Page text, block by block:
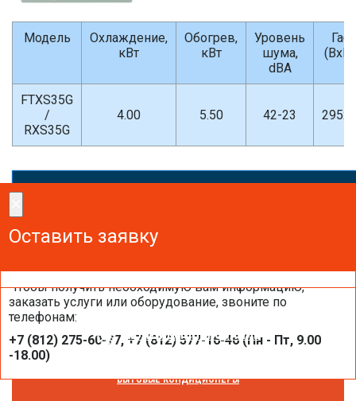
Модель
Охлаждение,
кВт
Обогрев,
кВт
Уровень
шума,
dBA
FTXS35G
/
RXS35G
4.00 5.50 42-23
Оставить заявку
Оставить заявку
Чтобы получить необходимую вам информацию,
заказать услуги или оборудование, звоните по
телефонам:
+7 (812) 275-60-77, +7 (812) 577-16-46 (Пн - Пт, 9.00
-18.00)
Оставить заявку
КОНДИЦИОНИРОВАНИЕ
БЫТОВЫЕ КОНДИЦИОНЕРЫ